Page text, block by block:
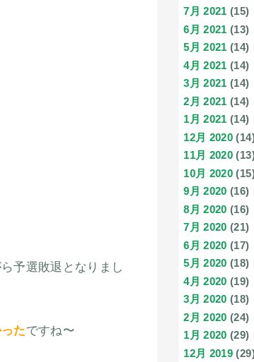
予選敗退となりまし
たですね〜
7月 2021 (15)
6月 2021 (13)
5月 2021 (14)
4月 2021 (14)
3月 2021 (14)
2月 2021 (14)
1月 2021 (14)
12月 2020
11月 2020
10月 2020
9月 2020 (16)
8月 2020 (16)
7月 2020 (21)
6月 2020 (17)
5月 2020 (18)
4月 2020 (19)
3月 2020 (18)
2月 2020 (24)
1月 2020 (29)
12月 2019